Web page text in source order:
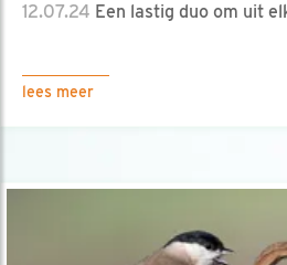
12.07.24 Een lastig duo om uit
lees meer